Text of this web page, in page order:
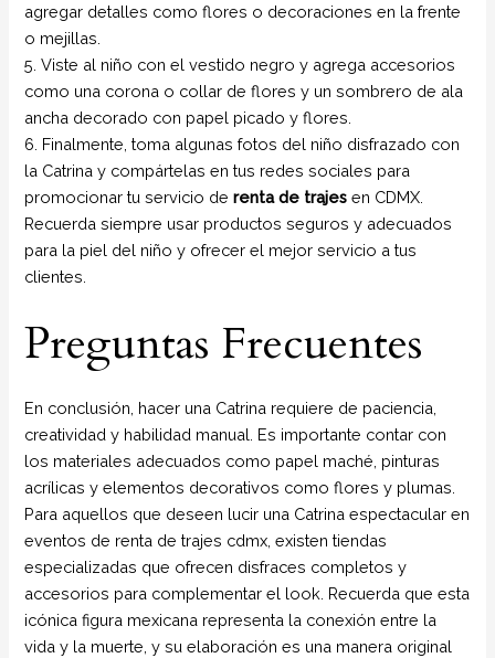
agregar detalles como flores o decoraciones en la frente
o mejillas.
5. Viste al niño con el vestido negro y agrega accesorios
como una corona o collar de flores y un sombrero de ala
ancha decorado con papel picado y flores.
6. Finalmente, toma algunas fotos del niño disfrazado con
la Catrina y compártelas en tus redes sociales para
promocionar tu servicio derenta de trajes en CDMX.
Recuerda siempre usar productos seguros y adecuados
para la piel del niño y ofrecer el mejor servicio a tus
clientes.
Preguntas Frecuentes
En conclusión, hacer una Catrina requiere de paciencia,
creatividad y habilidad manual. Es importante contar con
los materiales adecuados como papel maché, pinturas
acrílicas y elementos decorativos como flores y plumas.
Para aquellos que deseen lucir una Catrina espectacular en
eventos de renta de trajes cdmx, existen tiendas
especializadas que ofrecen disfraces completos y
accesorios para complementar el look. Recuerda que esta
icónica figura mexicana representa la conexión entre la
vida y la muerte, y su elaboración es una manera original